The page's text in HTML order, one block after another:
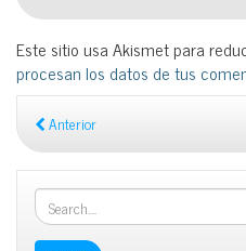
Este sitio usa Akismet para
procesan los datos de tus
Anterior